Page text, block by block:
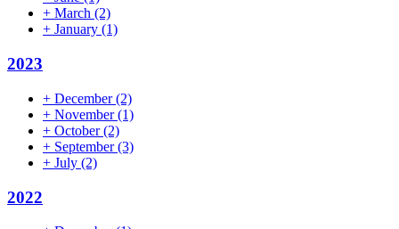
+ March (2)
+ January (1)
2023
+ December(2)
+ November(1)
+ October(2)
+ September(3)
+ July (2)
2022